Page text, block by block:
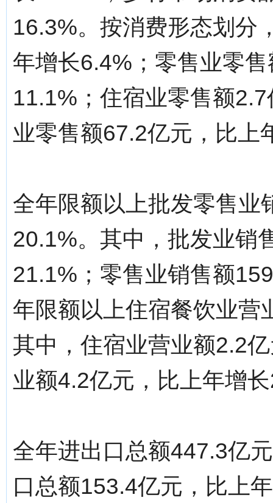
16.3%。按消费形态划分
年增长6.4%；零售业零
11.1%；住宿业零售额
业零售额67.2亿元，比上
全年限额以上批发零售业
20.1%。其中，批发业销
21.1%；零售业销售额
年限额以上住宿餐饮业营
其中，住宿业营业额2.2
业额4.2亿元，比上年增
全年进出口总额447.3亿
口总额153.4亿元，比上